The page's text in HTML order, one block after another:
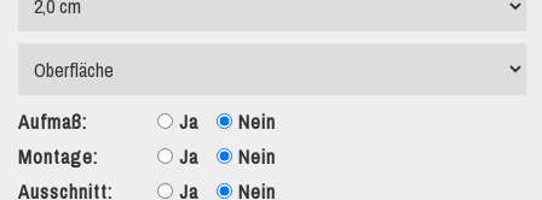
Aufmaß: Ja
Nein
Montage:
Ja
Nein
Ausschnitt:
Ja Nein